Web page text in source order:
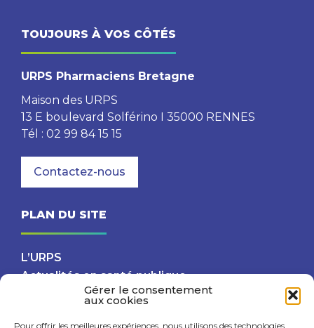
Gérer le consentement
aux cookies
Pour offrir les meilleures expériences, nous utilisons des technologies
TOUJOURS À VOS CÔTÉS
URPS Pharmaciens Bretagne
Maison des URPS
13 E boulevard Solférino I 35000 RENNES
Tél : 02 99 84 15 15
Contactez-nous
PLAN DU SITE
L’URPS
Actualités en santé publique